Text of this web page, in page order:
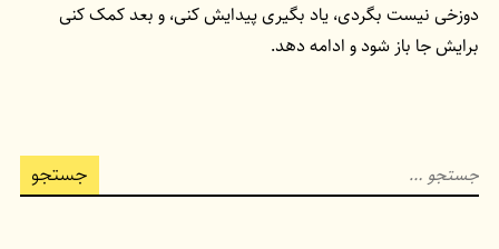
دوزخی نیست بگردی، یاد بگیری پیدایش کنی، و بعد کمک کنی
برایش جا باز شود و ادامه دهد.
جستجو
برای: